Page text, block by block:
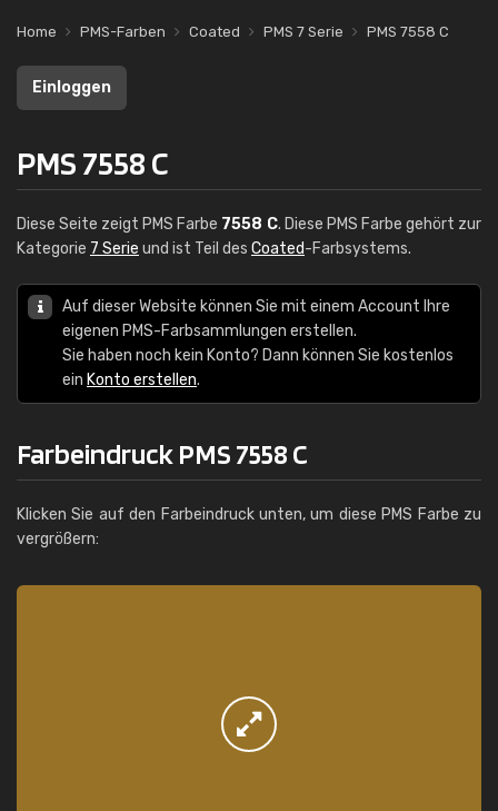
Home PMS-Farben Coated PMS 7 Serie PMS 7558 C
Einloggen
PMS 7558 C
Diese Seite zeigt PMS Farbe 7558 C. Diese PMS Farbe gehört zur
Kategorie 7 Serie und ist Teil des Coated-Farbsystems.
Auf dieser Website können Sie mit einem Account Ihre
eigenen PMS-Farbsammlungen erstellen.
Sie haben noch kein Konto? Dann können Sie kostenlos
ein Konto erstellen.
Farbeindruck PMS 7558 C
Klicken Sie auf den Farbeindruck unten, um diese PMS Farbe zu
vergrößern: